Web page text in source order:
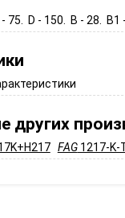
75. D - 150. B - 28. B1
других
FAG1217-K-